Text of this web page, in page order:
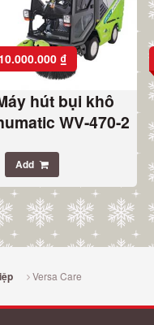
10.000.000 ₫
hút bụi khô
WV-470-2
Add
Versa Care